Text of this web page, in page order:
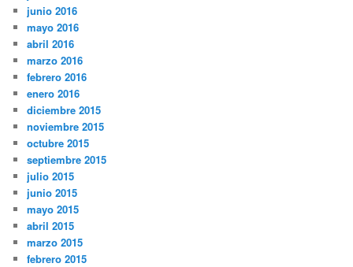
junio 2016
mayo 2016
abril 2016
marzo 2016
febrero 2016
enero 2016
diciembre 2015
noviembre 2015
octubre 2015
septiembre 2015
julio 2015
junio 2015
mayo 2015
abril 2015
marzo 2015
febrero 2015